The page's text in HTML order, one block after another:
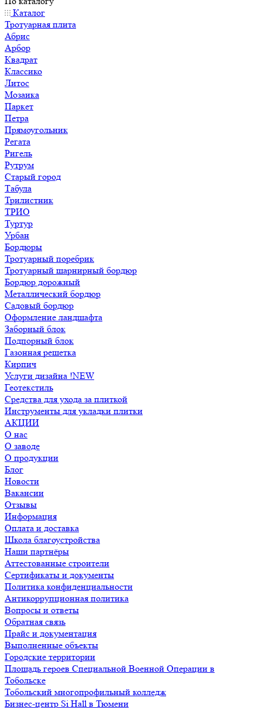
Каталог
Тротуарная плита
Абрис
Арбор
Квадрат
Классико
Литос
Мозаика
Паркет
Петра
Прямоугольник
Регата
Ригель
Рутрум
Старый город
Табула
Трилистник
ТРИО
Туртур
Урбан
Бордюры
Тротуарный поребрик
Тротуарный шарнирный бордюр
Бордюр дорожный
Металлический бордюр
Садовый бордюр
Оформление ландшафта
Заборный блок
Подпорный блок
Газонная решетка
Кирпич
Услуги дизайна !NEW
Геотекстиль
Средства для ухода за плиткой
Инструменты для укладки плитки
АКЦИИ
О нас
О заводе
О продукции
Блог
Новости
Вакансии
Отзывы
Информация
Оплата и доставка
Школа благоустройства
Наши партнёры
Аттестованные строители
Сертификаты и документы
Политика конфиденциальности
Антикоррупционная политика
Вопросы и ответы
Обратная связь
Прайс и документация
Выполненные объекты
Городские территории
Площадь героев Специальной Военной Операции в
Тобольске
Тобольский многопрофильный колледж
Бизнес-центр Si Hall в Тюмени